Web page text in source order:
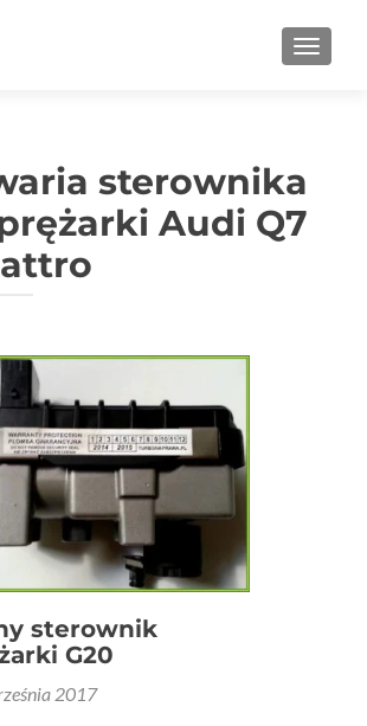
sterownika
Audi Q7
sterownik
G20
2017